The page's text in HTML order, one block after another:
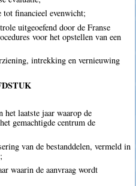
tot financieel evenwicht;
uitgeoefend door de Franse
voor het opstellen van een
intrekking en vernieuwing
laatste jaar waarop de
gemachtigde centrum de
van de bestanddelen, vermeld in
waarin de aanvraag wordt